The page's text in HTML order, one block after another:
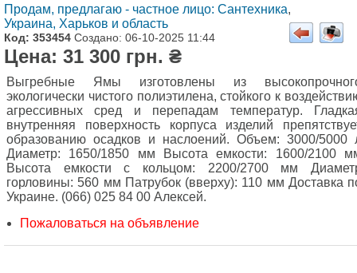
Продам, предлагаю - частное лицо: Сантехника,
Украина, Харьков и область
Код: 353454 Создано: 06-10-2025 11:44
Цена: 31 300 грн. ₴
Выгребные Ямы изготовлены из
экологически чистого полиэтилена, стойкого к
агрессивных сред и перепадам температур.
внутренняя поверхность корпуса изделий
образованию осадков и наслоений. Объем: 3000/5000
Диаметр: 1650/1850 мм Высота емкости: 1600/2100
Высота емкости с кольцом: 2200/2700 мм
горловины: 560 мм Патрубок (вверху): 110 мм Доставка
Украине. (066) 025 84 00 Алексей.
Пожаловаться на объявление